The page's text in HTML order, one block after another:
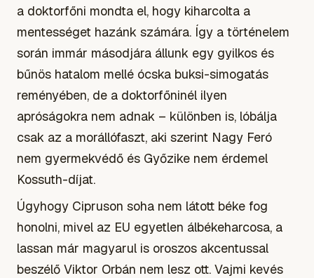
a doktorfőni mondta el, hogy kiharcolta a
mentességet hazánk számára. Így a történelem
során immár másodjára állunk egy gyilkos és
bűnös hatalom mellé ócska buksi-simogatás
reményében, de a doktorfőninél ilyen
apróságokra nem adnak – különben is, lóbálja
csak az a morállófaszt, aki szerint Nagy Feró
nem gyermekvédő és Győzike nem érdemel
Kossuth-díjat.
Úgyhogy Cipruson soha nem látott béke fog
honolni, mivel az EU egyetlen álbékeharcosa, a
lassan már magyarul is oroszos akcentussal
beszélő Viktor Orbán nem lesz ott. Vajmi kevés